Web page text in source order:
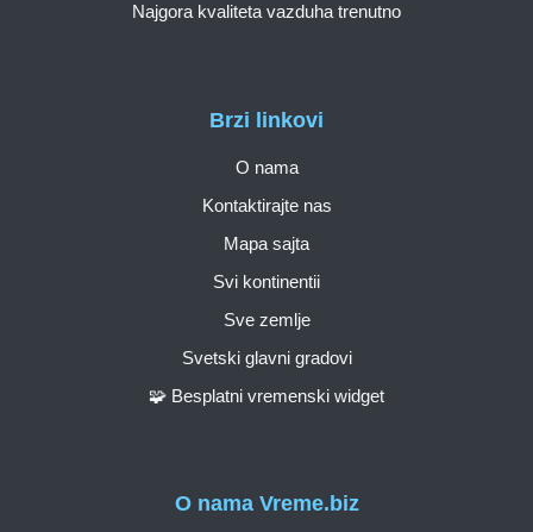
O nama Vreme.biz
Brzi linkovi
O nama
Kontaktirajte nas
Mapa sajta
Svi kontinentii
Sve zemlje
Svetski glavni gradovi
🧩 Besplatni vremenski widget
Najgora kvaliteta vazduha trenutno